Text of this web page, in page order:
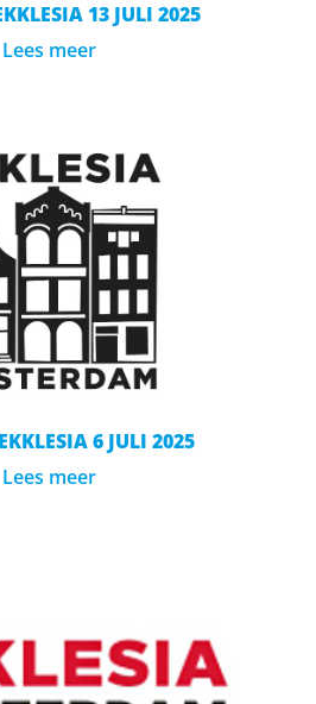
13 JULI 2025
Lees meer
6 JULI 2025
Lees meer